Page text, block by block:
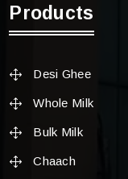
Products
Desi Ghee
Whole Milk
Bulk Milk
Chaach